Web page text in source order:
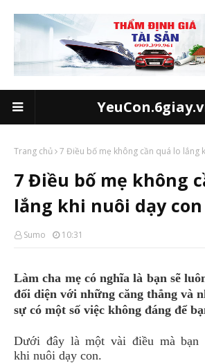
Trang chủ 7 Điều bố mẹ không cần quá lo lắng
7 Điều bố mẹ không
lắng khi nuôi dạy con
Sumo 10:31
Làm cha mẹ có nghĩa là bạn sẽ
đối diện với những căng thẳng và
sự có một số việc không đáng để
Dưới đây là một vài điều mà bạn
khi nuôi dạy con.